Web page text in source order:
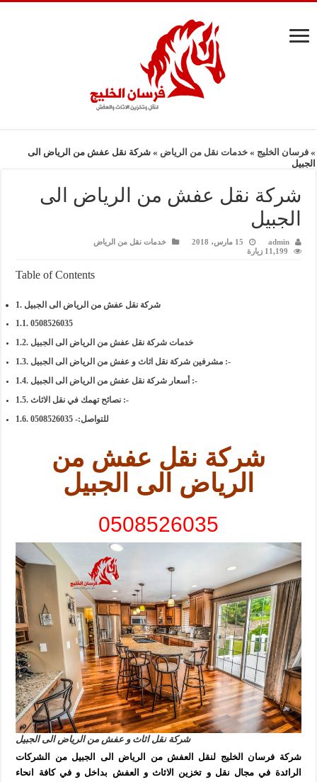
»فرسان الخليج »خدمات نقل من الرياض »شركة نقل عفش من الرياض الى
الجبيل
شركة نقل عفش من الرياض الى
الجبيل
admin 15 مارس، 2018
خدمات نقل من الرياض
11,199 زيارة
Table of Contents
شركة نقل عفش من الرياض الى الجبيل
0508526035
خدمات شركة نقل عفش من الرياض الى الجبيل
مشرفين شركة نقل اثاث و عفش من الرياض الى الجبيل :-
أسعار شركة نقل عفش من الرياض الى الجبيل :-
نصائح تهمك في نقل الاثاث :-
للتواصل:- 0508526035
شركة نقل عفش من
الرياض الى الجبيل
0508526035
شركة نقل اثاث و عفش من الرياض الى الجبيل
شركة فرسان الخليج لنقل العفش من الرياض الى الجبيل من الشركات
الرائدة في مجال نقل و تخزين الاثاث و العفش بداخل و في كافة انحاء